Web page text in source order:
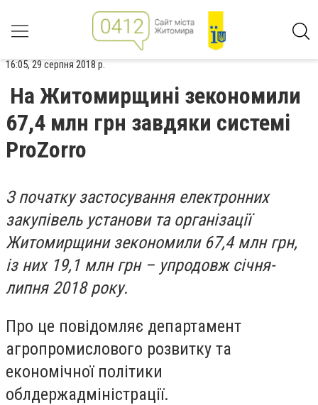
16:05, 29 серпня 2018 р.
На Житомирщині зекономили
67,4 млн грн завдяки системі
ProZorro
З початку застосування електронних
закупівель установи та організації
Житомирщини зекономили 67,4 млн грн,
із них 19,1 млн грн – упродовж січня-
липня 2018 року.
Про це повідомляє департамент
агропромислового розвитку та
економічної політики
облдержадміністрації.